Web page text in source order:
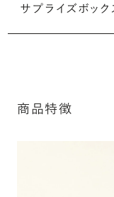
ルなメッセージを
けでなく購入後の
サプライズボック
商品特徴